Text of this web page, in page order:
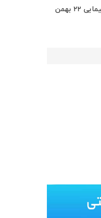
بهمن